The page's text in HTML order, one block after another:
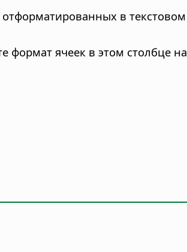
в
формат ячеек в этом столбце